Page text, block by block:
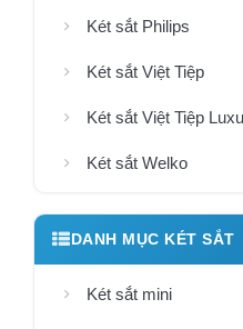
Két sắt Philips
Két sắt Việt Tiệp
Két sắt Việt Tiệp
Két sắt Welko
DANH MỤC KÉT SẮT
Két sắt mini